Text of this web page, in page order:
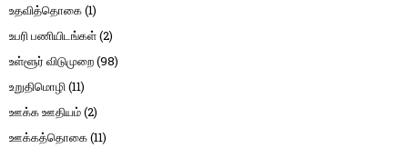
உதவித்தொகை(1)
உபரி பணியிடங்கள்(2)
உள்ளூர் விடுமுறை(98)
உறுதிமொழி(11)
ஊக்க ஊதியம்(2)
ஊக்கத்தொகை(11)